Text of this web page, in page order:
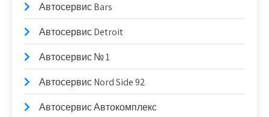
Автосервис Bars
Автосервис Detroit
Автосервис № 1
Автосервис Nord Side 92
Автосервис Автокомплекс